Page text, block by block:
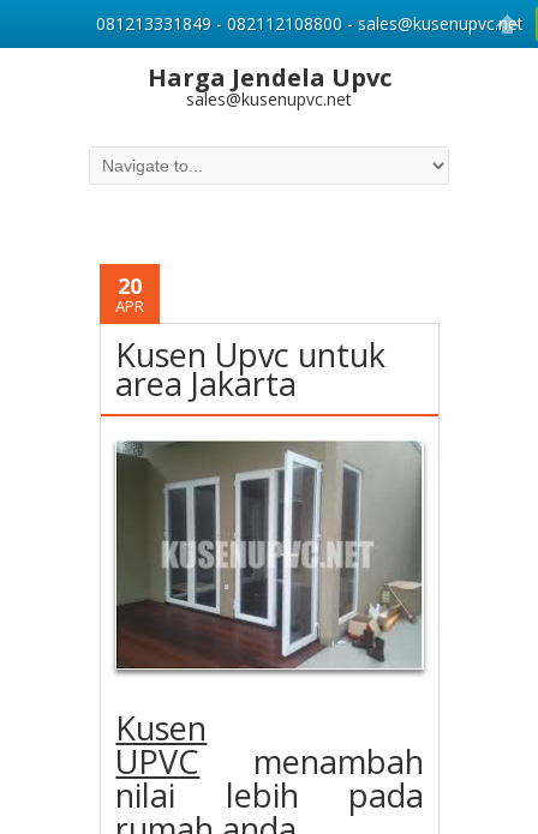
Harga Jendela Upvc
sales@kusenupvc.net
20
APR
Kusen Upvc untuk
area Jakarta
Kusen
UPVC menambah
nilai lebih pada
081213331849 - 082112108800 - sales@kusenupvc.net